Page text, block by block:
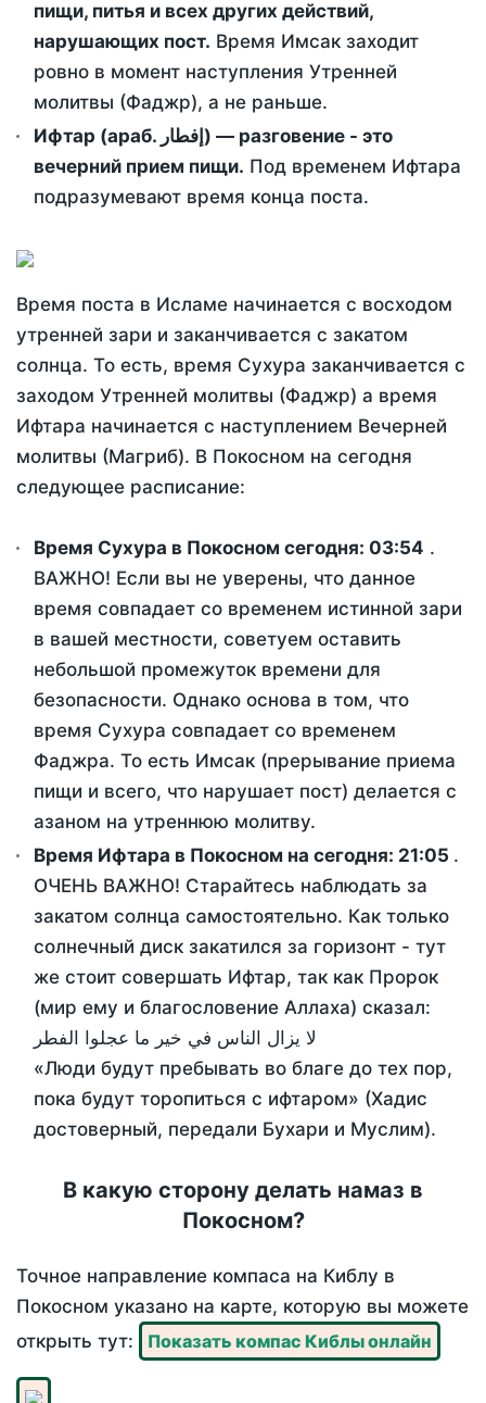
пищи, питья и всех других действий,
нарушающих пост. Время Имсак заходит
ровно в момент наступления Утренней
молитвы (Фаджр), а не раньше.
Ифтар (араб. إفطار) — разговение - это
вечерний прием пищи. Под временем Ифтара
подразумевают время конца поста.
Время поста в Исламе начинается с восходом
утренней зари и заканчивается с закатом
солнца. То есть, время Сухура заканчивается с
заходом Утренней молитвы (Фаджр) а время
Ифтара начинается с наступлением Вечерней
молитвы (Магриб). В Покосном на сегодня
следующее расписание:
Время Сухура в Покосном сегодня: 03:54 .
ВАЖНО! Если вы не уверены, что данное
время совпадает со временем истинной зари
в вашей местности, советуем оставить
небольшой промежуток времени для
безопасности. Однако основа в том, что
время Сухура совпадает со временем
Фаджра. То есть Имсак (прерывание приема
пищи и всего, что нарушает пост) делается с
азаном на утреннюю молитву.
Время Ифтара в Покосном на сегодня: 21:05 .
ОЧЕНЬ ВАЖНО! Старайтесь наблюдать за
закатом солнца самостоятельно. Как только
солнечный диск закатился за горизонт - тут
же стоит совершать Ифтар, так как Пророк
(мир ему и благословение Аллаха) сказал:
لا يزال الناس في خير ما عجلوا الفطر
«Люди будут пребывать во благе до тех пор,
пока будут торопиться с ифтаром» (Хадис
достоверный, передали Бухари и Муслим).
В какую сторону делать намаз в
Покосном?
Точное направление компаса на Киблу в
Покосном указано на карте, которую вы можете
открыть тут:
Показать компас Киблы онлайн